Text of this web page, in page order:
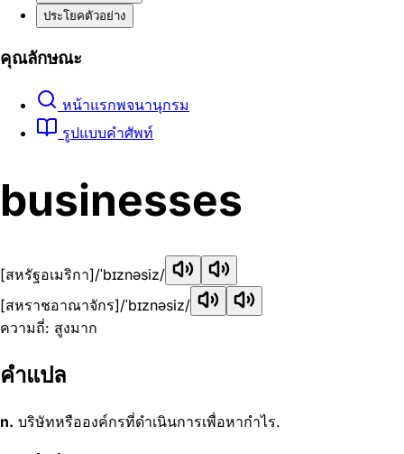
ประโยคตัวอย่าง
คุณลักษณะ
หน้าแรกพจนานุกรม
รูปแบบคำศัพท์
businesses
[สหรัฐอเมริกา]/ˈbɪznəsiz/
[สหราชอาณาจักร]/ˈbɪznəsiz/
ความถี่: สูงมาก
คำแปล
n. บริษัทหรือองค์กรที่ดำเนินการเพื่อหากำไร.